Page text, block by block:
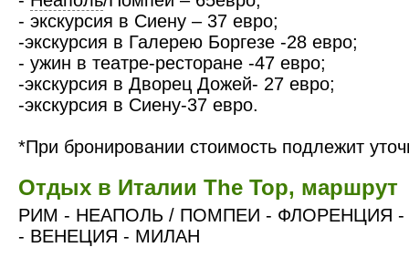
- экскурсия в Сиену – 37 евро;
-экскурсия в Галерею Боргезе -28 евро;
- ужин в театре-ресторане -47 евро;
-экскурсия в Дворец Дожей- 27 евро;
-экскурсия в Сиену-37 евро.
*При бронировании стоимость подлежит
Отдых в Италии The Top, маршрут
РИМ - НЕАПОЛЬ / ПОМПЕИ - ФЛОРЕНЦИЯ -
- ВЕНЕЦИЯ - МИЛАН